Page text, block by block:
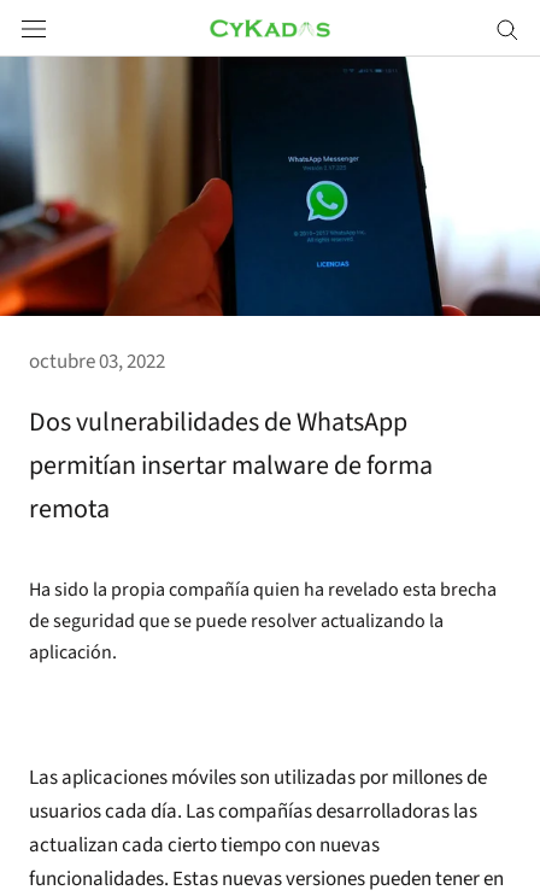
Saltar
a
octubre 03, 2022
Dos vulnerabilidades de WhatsApp
permitían insertar malware de forma
remota
Ha sido la propia compañía quien ha revelado esta brecha
de seguridad que se puede resolver actualizando la
aplicación.
Las aplicaciones móviles son utilizadas por millones de
usuarios cada día. Las compañías desarrolladoras las
actualizan cada cierto tiempo con nuevas
funcionalidades. Estas nuevas versiones pueden tener en